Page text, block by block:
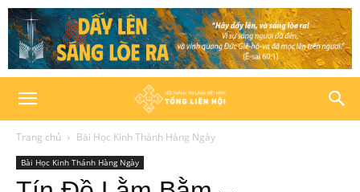
Trang chủ Bài Học Kinh Thánh Hàng Ngày
Bài Học Kinh Thánh Hàng Ngày